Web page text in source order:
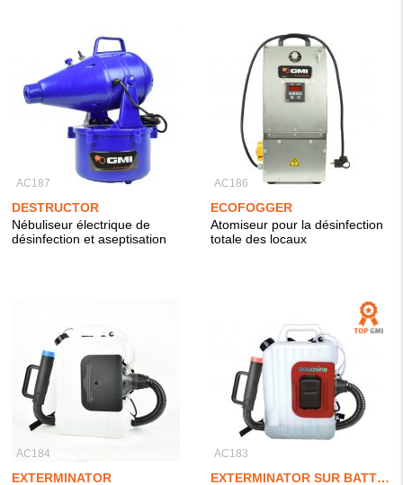
AC187
DESTRUCTOR
Nébuliseur électrique de
désinfection et aseptisation
AC186
ECOFOGGER
Atomiseur pour la désinfection
totale des locaux
AC184
EXTERMINATOR
AC183
EXTERMINATOR SUR BATTERIE